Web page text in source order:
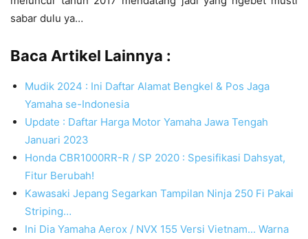
sabar dulu ya…
Baca Artikel Lainnya :
Mudik 2024 : Ini Daftar Alamat Bengkel & Pos Jaga
Yamaha se-Indonesia
Update : Daftar Harga Motor Yamaha Jawa Tengah
Januari 2023
Honda CBR1000RR-R / SP 2020 : Spesifikasi Dahsyat,
Fitur Berubah!
Kawasaki Jepang Segarkan Tampilan Ninja 250 Fi Pakai
Striping…
Ini Dia Yamaha Aerox / NVX 155 Versi Vietnam... Warna